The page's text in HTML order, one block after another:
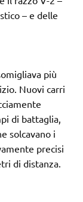
– e delle
più
Nuovi carri
di battaglia,
solcavano i
precisi
di distanza.